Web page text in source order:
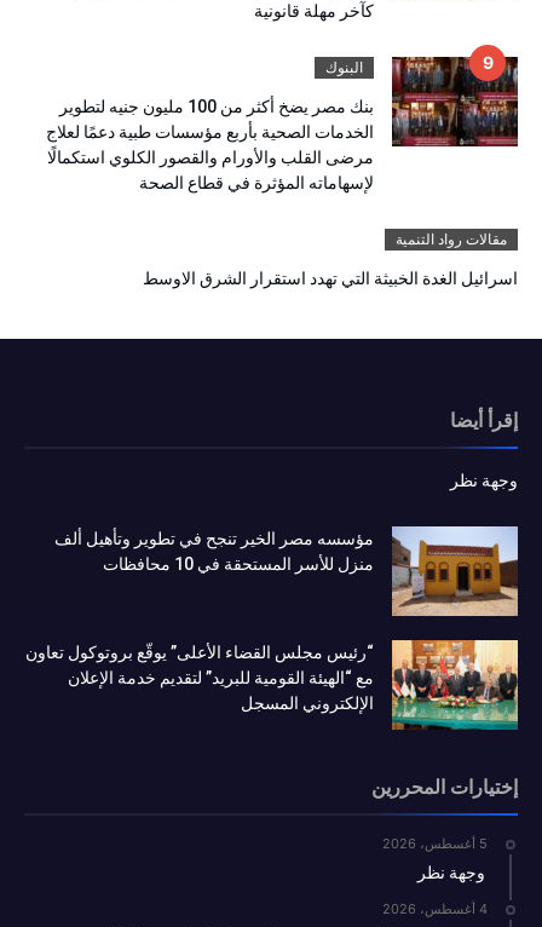
كآخر مهلة قانونية
البنوك
بنك مصر يضخ أكثر من 100 مليون جنيه لتطوير
الخدمات الصحية بأربع مؤسسات طبية دعمًا لعلاج
مرضى القلب والأورام والقصور الكلوي استكمالًا
لإسهاماته المؤثرة في قطاع الصحة
مقالات رواد التنمية
اسرائيل الغدة الخبيثة التي تهدد استقرار الشرق الاوسط
إقرأ أيضا
وجهة نظر
مؤسسه مصر الخير تنجح في تطوير وتأهيل ألف
منزل للأسر المستحقة في 10 محافظات
“رئيس مجلس القضاء الأعلى” يوقّع بروتوكول تعاون
مع “الهيئة القومية للبريد” لتقديم خدمة الإعلان
الإلكتروني المسجل
إختيارات المحررين
5 أغسطس، 2026
وجهة نظر
4 أغسطس، 2026